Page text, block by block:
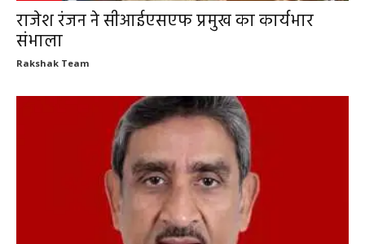
राजेश रंजन ने सीआईएसएफ प्रमुख का कार्यभार
संभाला
Rakshak Team